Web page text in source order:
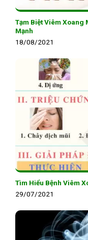
Tạm Biệt Viêm Xoang
Mạnh
18/08/2021
Tìm Hiểu Bệnh Viêm
29/07/2021